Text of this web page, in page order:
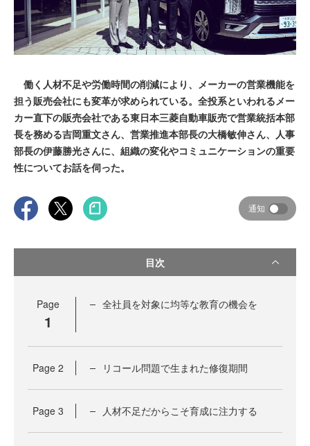
働く人材不足や労働時間の削減により、メーカーの営業機能を
担う販売会社にも変革が求められている。全投系といわれるメー
カー直下の販売会社である東日本三菱自動車販売で営業統括本部
長を務める吉岡重文さん、営業推進本部長の大橋敏伸さん、人事
部長の伊藤勝光さんに、組織の変化やコミュニケーションの重要
性についてお話を伺った。
通知
目次
Page
1
全社員を対象に均等な教育の機会を
Page 2 リコール問題で生まれた修復期間
Page 3 人材不足だからこそ育成に注力する